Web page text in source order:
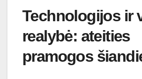
Technologijos ir
realybė: ateities
pramogos